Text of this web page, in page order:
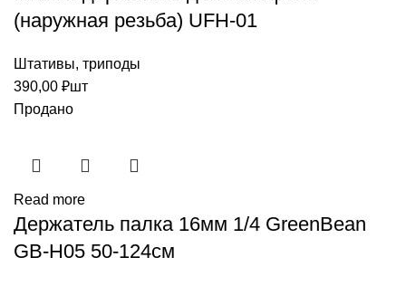
(наружная резьба) UFH-01
Штативы, триподы
390,00 ₽шт
Продано
Read more
Держатель палка 16мм 1/4 GreenBean
GB-H05 50-124см